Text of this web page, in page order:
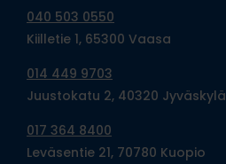
040 503 0550
Kiilletie 1, 65300 Vaasa
014 449 9703
Juustokatu 2, 40320 Jyväskylä
017 364 8400
Leväsentie 21, 70780 Kuopio